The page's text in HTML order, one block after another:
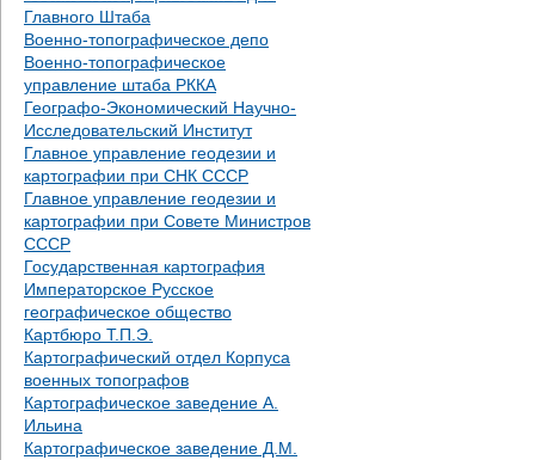
Главного Штаба
Военно-топографическое депо
Военно-топографическое
управление штаба РККА
Географо-Экономический Научно-
Исследовательский Институт
Главное управление геодезии и
картографии при СНК СССР
Главное управление геодезии и
картографии при Совете Министров
СССР
Государственная картография
Императорское Русское
географическое общество
Картбюро Т.П.Э.
Картографический отдел Корпуса
военных топографов
Картографическое заведение А.
Ильина
Картографическое заведение Д.М.